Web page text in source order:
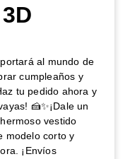
al mundo de
cumpleaños y
tu pedido ahora y
🍰✨¡Dale un
vestido
modelo corto y
¡Envíos